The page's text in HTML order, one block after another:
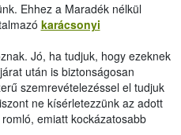
Ehhez a Maradék nélkül
karácsonyi
Jó, ha tudjuk, hogy ezeknek
után is biztonságosan
szemrevételezéssel el tudjuk
ne kísérletezzünk az adott
emiatt kockázatosabb